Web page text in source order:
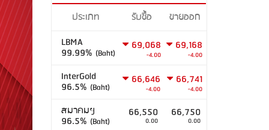
ประเภท รับซื้อ
ขายออก
LBMA
99.99% (Baht)
69,068
-4.00
69,168
-4.00
InterGold
96.5% (Baht)
66,646
-4.00
66,741
-4.00
สมาคมฯ
96.5% (Baht)
66,550
0.00
66,750
0.00